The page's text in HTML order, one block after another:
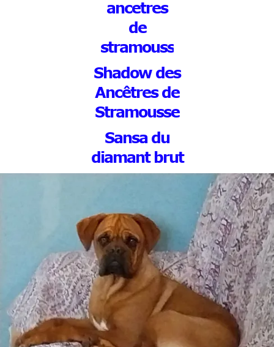
ancetres
de
stramousse
Shadow des
Ancêtres de
Stramousse
Sansa du
diamant brut